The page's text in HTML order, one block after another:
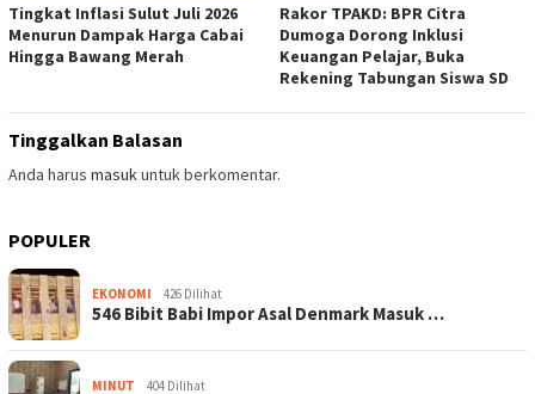
Tingkat Inflasi Sulut Juli 2026
Menurun Dampak Harga Cabai
Hingga Bawang Merah
Rakor TPAKD: BPR Citra
Dumoga Dorong Inklusi
Keuangan Pelajar, Buka
Rekening Tabungan Siswa SD
Tinggalkan Balasan
Anda harus masukuntuk berkomentar.
POPULER
EKONOMI 426 Dilihat
546 Bibit Babi Impor Asal Denmark Masuk …
MINUT 404 Dilihat